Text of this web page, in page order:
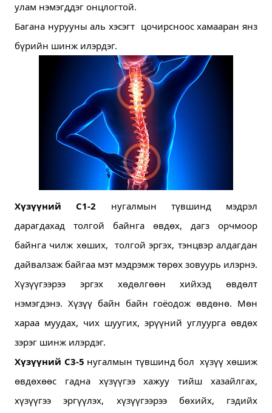
улам нэмэгддэг онцлогтой.
Багана нурууны аль хэсэгт  цочирсноос хамааран янз
бүрийн шинж илэрдэг.
Хүзүүний С1-2 нугалмын түвшинд мэдрэл
дарагдахад толгой байнга өвдөх, дагз орчмоор
байнга чилж хөших,  толгой эргэх, тэнцвэр алдагдан
дайвалзаж байгаа мэт мэдрэмж төрөх зовуурь илэрнэ.
Хүзүүгээрээ эргэх хөдөлгөөн хийхэд өвдөлт
нэмэгдэнэ. Хүзүү байн байн гоёодож өвдөнө. Мөн
хараа муудах, чих шуугих, эрүүний углуурга өвдөх
зэрэг шинж илэрдэг.
Хүзүүний С3-5 нугалмын түвшинд бол  хүзүү хөшиж
өвдөхөөс гадна хүзүүгээ хажуу тийш хазайлгах,
хүзүүгээ эргүүлэх, хүзүүгээрээ бөхийх, гэдийх